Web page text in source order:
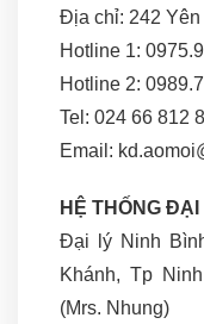
Địa chỉ: 242 Yên
Hotline 1:
Hotline 2:
Tel: 024 66 812
Email:
HỆ THỐNG ĐẠI
Đại lý Ninh
Khánh, Tp
(Mrs. Nhung)